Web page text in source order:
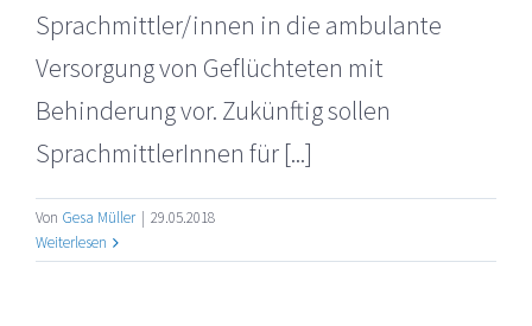
Sprachmittler/innen in die ambulante
Versorgung von Geflüchteten mit
Behinderung vor. Zukünftig sollen
SprachmittlerInnen für [...]
Von Gesa Müller | 29.05.2018
Weiterlesen